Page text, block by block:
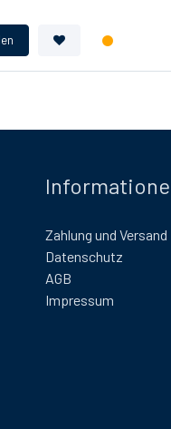
Zahlung und Versand
Datenschutz
AGB
Impressum